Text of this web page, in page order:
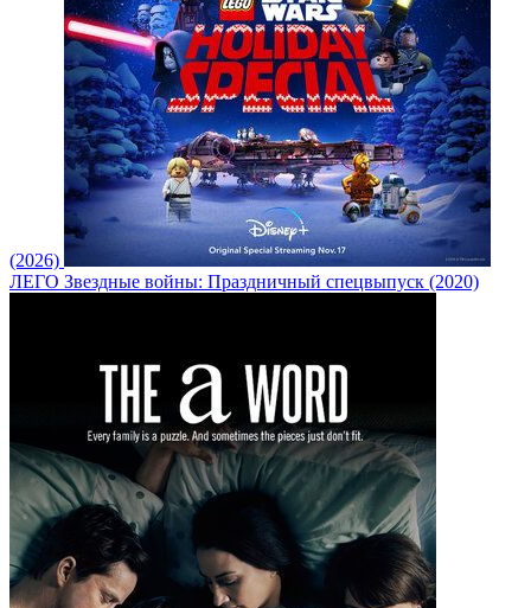
(2026)
ЛЕГО Звездные войны: Праздничный спецвыпуск (2020)